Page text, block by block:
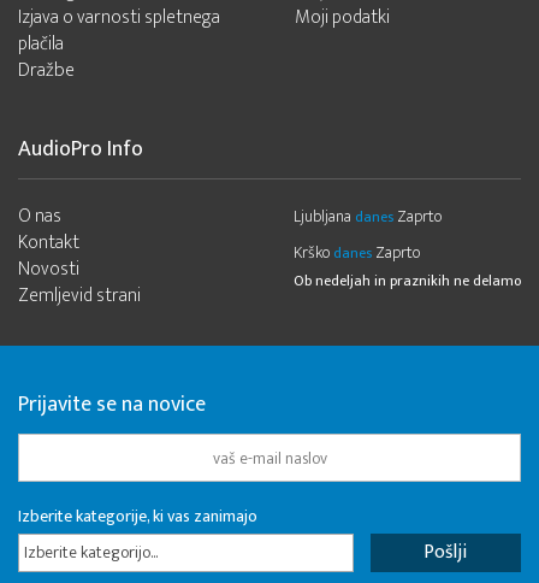
Izjava o varnosti spletnega
plačila
Dražbe
Moji podatki
AudioPro Info
O nas
Kontakt
Novosti
Zemljevid strani
Ljubljana danes Zaprto
Krško danes Zaprto
Ob nedeljah in praznikih ne delamo
Prijavite se na novice
Izberite kategorije, ki vas zanimajo
Izberite kategorijo...